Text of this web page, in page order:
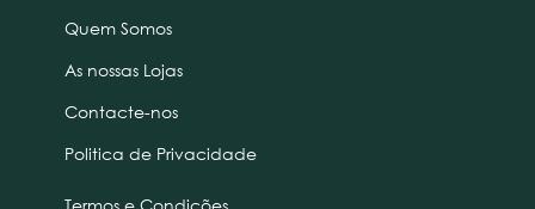
Quem Somos
As nossas Lojas
Contacte-nos
Politica de Privacidade